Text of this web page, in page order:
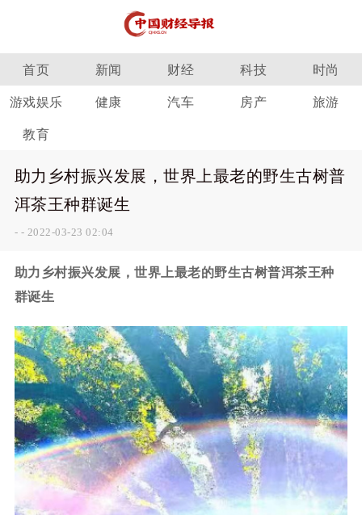
首页 新闻 财经 科技 时尚
游戏娱乐 健康 汽车 房产 旅游
教育
助力乡村振兴发展，世界上最老的野生古树普
洱茶王种群诞生
- - 2022-03-23 02:04
助力乡村振兴发展，世界上最老的野生古树普洱茶王种
群诞生